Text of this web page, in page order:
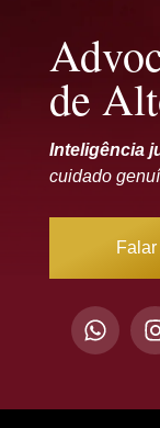
de
Inteligência
cuidado